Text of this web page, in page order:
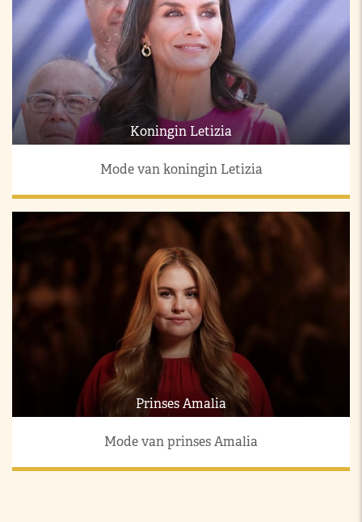
Koningin Letizia
Mode van koningin Letizia
Prinses Amalia
Mode van prinses Amalia